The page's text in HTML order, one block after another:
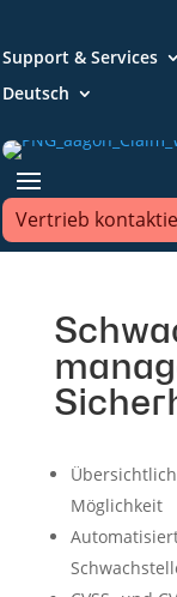
Support & Services
Deutsch
Vertrieb
Möglichkeit